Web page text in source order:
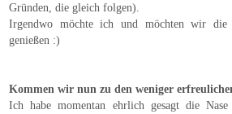
Gründen, die gleich folgen).
Irgendwo möchte ich und möchten wir die
genießen :)
Kommen wir nun zu den weniger
Ich habe momentan ehrlich gesagt die